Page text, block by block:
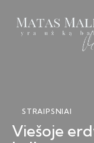
STRAIPSNIAI
Viešoje
Knyga